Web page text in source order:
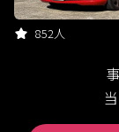
852人